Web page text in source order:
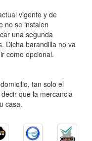
vigente y de
no se instalen
una segunda
Dicha barandilla no va
como opcional.
tan solo el
que la mercancia
casa.